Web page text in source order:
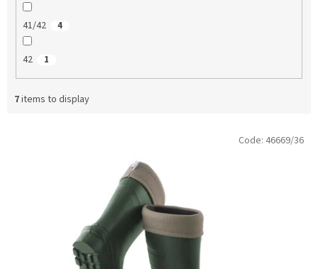
41/42 4
42 1
7items to display
Code: 46669/36